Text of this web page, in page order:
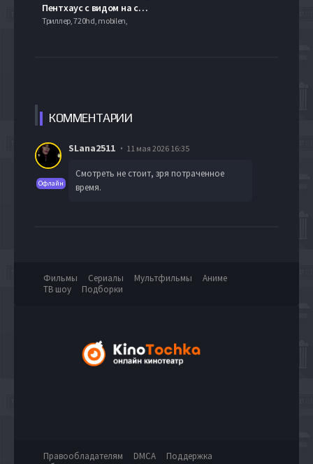
Пентхаус с видом на север (2013)
Триллер, 720hd, mobilen,
КОММЕНТАРИИ
Офлайн
SLana2511 11 мая 2026 16:35
Смотреть не стоит, зря потраченное
время.
Фильмы Сериалы Мультфильмы
Аниме
ТВ шоу
Подборки
Правообладателям DMCA
Поддержка